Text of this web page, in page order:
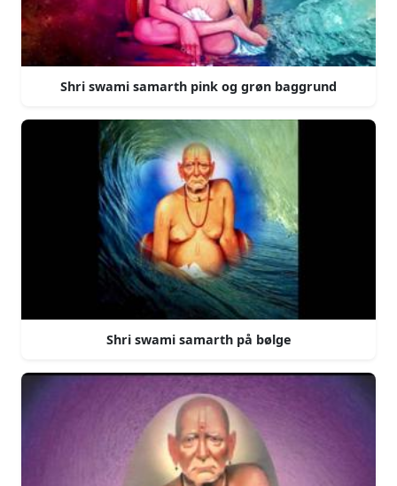
Shri swami samarth pink og grøn baggrund
Shri swami samarth på bølge